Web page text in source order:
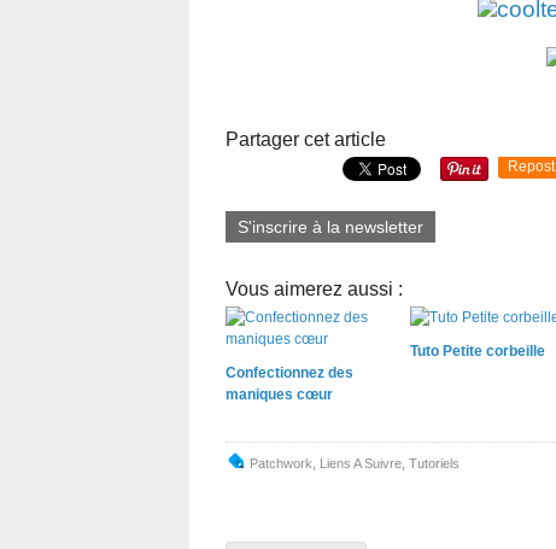
Partager cet article
Repost
S'inscrire à la newsletter
Vous aimerez aussi :
Confectionnez des
maniques cœur
Tuto Petite corbeille
Patchwork Liens A Suivre Tutoriels